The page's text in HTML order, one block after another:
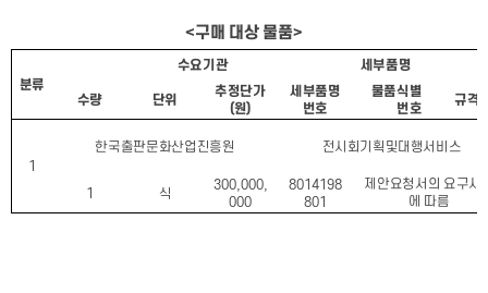
<구매 대상 물품>
분류
수요기관 세부품명
수량 단위
추정단가
(원)
세부품명
번호
물품식별
번호
규격
1
한국출판문화산업진흥원 전시회기획및대행서비스
1 식
300,000,
000
8014198
801
제안요청서의 요구사
에 따름